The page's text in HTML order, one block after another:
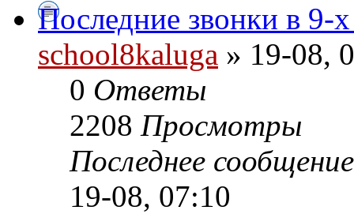
Последние звонки в 9-
school8kaluga » 19-08,
0 Ответы
2208 Просмотры
Последнее
19-08, 07:10